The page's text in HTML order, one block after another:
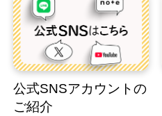
公式SNSアカウントの
ご紹介